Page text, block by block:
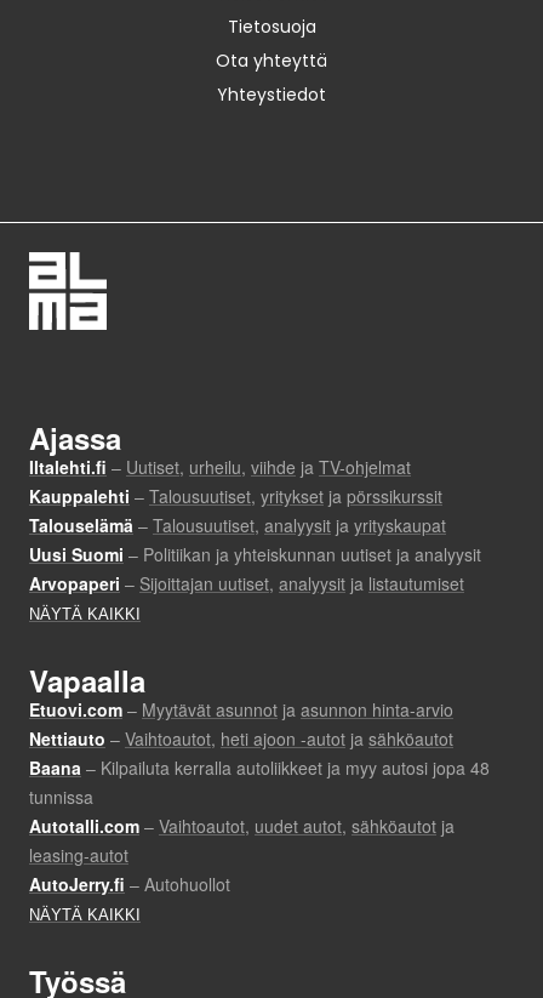
Tietosuoja
Ota yhteyttä
Yhteystiedot